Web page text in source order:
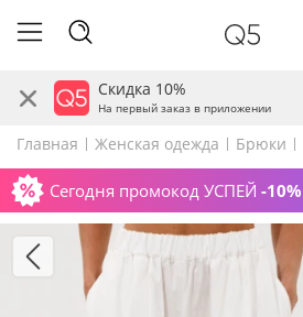
Скидка 10%
На первый заказ в приложении
Главная Женская одежда Брюки
Сегодня промокод УСПЕЙ -10%